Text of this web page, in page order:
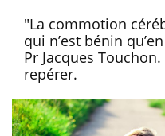
"La commotion
qui n’est bénin
Pr Jacques
repérer.